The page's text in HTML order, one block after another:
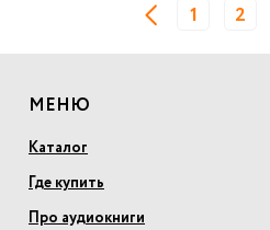
1 2
МЕНЮ
Каталог
Где купить
Про аудиокниги